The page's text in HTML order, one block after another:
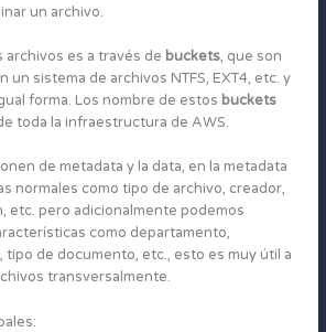
un archivo.
archivos es a través de buckets, que son
un sistema de archivos NTFS, EXT4, etc. y
forma. Los nombre de estos buckets
toda la infraestructura de AWS.
de metadata y la data, en la metadata
normales como tipo de archivo, creador,
etc. pero adicionalmente podemos
como departamento,
de documento, etc., esto es muy útil a
transversalmente.